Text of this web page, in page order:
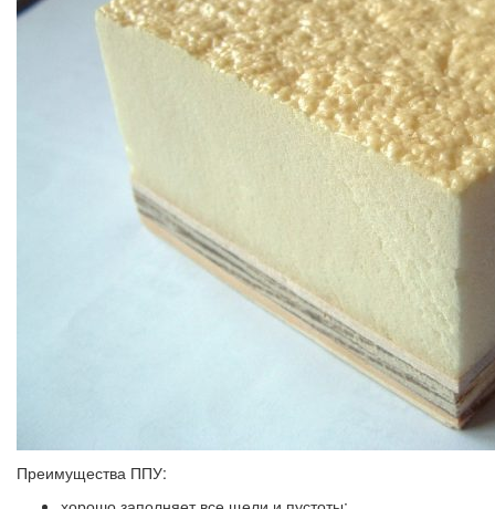
Преимущества ППУ: